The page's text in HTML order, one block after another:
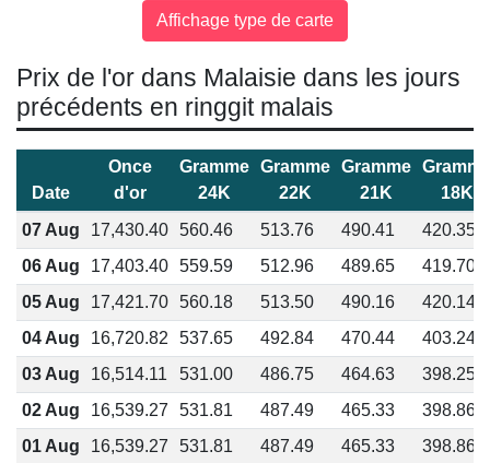
Prix de l'or dans Malaisie dans les jours
précédents en ringgit malais
Date
Once
d'or
Gramme
24K
Gramme
22K
Gramme
21K
18K
07 Aug
17,430.40 560.46 513.76 490.41
420.35
06 Aug
17,403.40 559.59 512.96 489.65
419.70
05 Aug
17,421.70 560.18 513.50 490.16
420.14
04 Aug
16,720.82 537.65 492.84 470.44
403.24
03 Aug
16,514.11 531.00 486.75 464.63
398.25
02 Aug
16,539.27 531.81 487.49 465.33
398.86
01 Aug
16,539.27 531.81 487.49 465.33 398.86